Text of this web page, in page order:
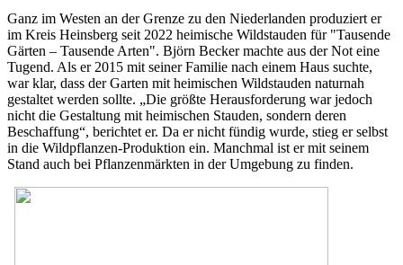
Ganz im Westen an der Grenze zu den Niederlanden produziert er
im Kreis Heinsberg seit 2022 heimische Wildstauden für "Tausende
Gärten – Tausende Arten". Björn Becker machte aus der Not eine
Tugend. Als er 2015 mit seiner Familie nach einem Haus suchte,
war klar, dass der Garten mit heimischen Wildstauden naturnah
gestaltet werden sollte. „Die größte Herausforderung war jedoch
nicht die Gestaltung mit heimischen Stauden, sondern deren
Beschaffung“, berichtet er. Da er nicht fündig wurde, stieg er selbst
in die Wildpflanzen-Produktion ein. Manchmal ist er mit seinem
Stand auch bei Pflanzenmärkten in der Umgebung zu finden.